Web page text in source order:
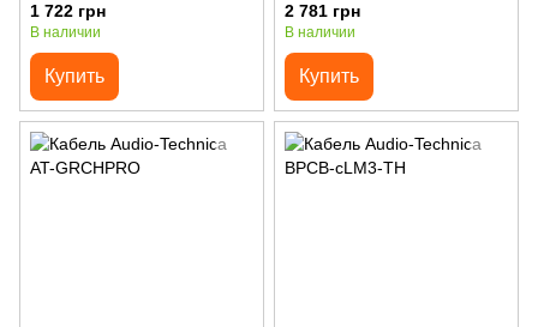
1 722 грн
В наличии
Купить
2 781 грн
В наличии
Купить